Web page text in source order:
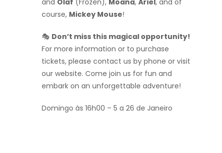
course, Mickey Mouse!
🎭 Don’t miss this magical opportunity!
For more information or to purchase
tickets, please contact us by phone or visit
our website. Come join us for fun and
embark on an unforgettable adventure!
Domingo às 16h00 – 5 a 26 de Janeiro